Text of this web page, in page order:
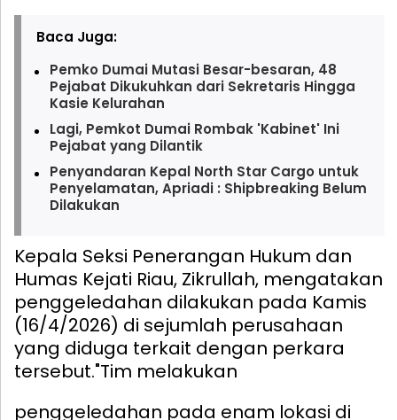
Baca Juga:
Pemko Dumai Mutasi Besar-besaran, 48
Pejabat Dikukuhkan dari Sekretaris Hingga
Kasie Kelurahan
Lagi, Pemkot Dumai Rombak 'Kabinet' Ini
Pejabat yang Dilantik
Penyandaran Kepal North Star Cargo untuk
Penyelamatan, Apriadi : Shipbreaking Belum
Dilakukan
Kepala Seksi Penerangan Hukum dan
Humas Kejati Riau, Zikrullah, mengatakan
penggeledahan dilakukan pada Kamis
(16/4/2026) di sejumlah perusahaan
yang diduga terkait dengan perkara
tersebut."Tim melakukan
penggeledahan pada enam lokasi di